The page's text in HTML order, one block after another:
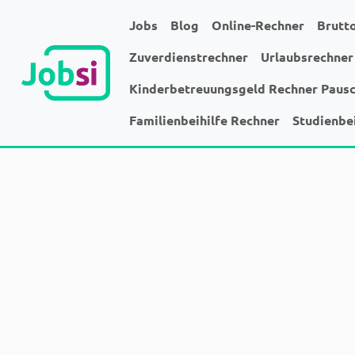
Jobs Blog Online-Rechner
Zuverdienstrechner
Urlaubsrechner
Kinderbetreuungsgeld Rechner
Familienbeihilfe Rechner